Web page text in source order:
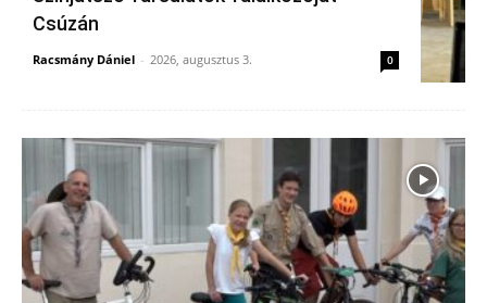
Csúzán
Racsmány Dániel - 2026, augusztus 3. 0